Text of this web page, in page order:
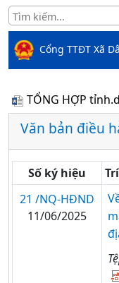
Cổng TTĐT Xã
TỔNG HỢP
Văn bản điều
Số ký hiệu
21 /NQ-HĐND
11/06/2025